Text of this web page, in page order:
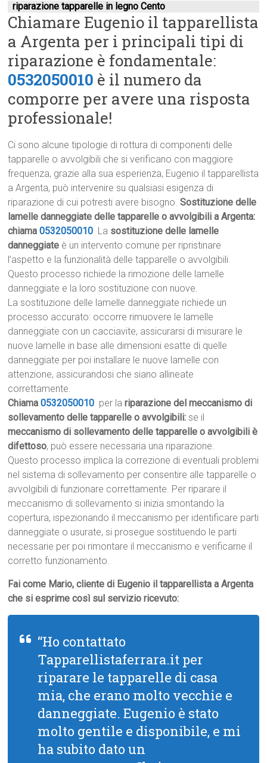
riparazione tapparelle in legno Cento
Chiamare Eugenio il tapparellista
a Argenta per i principali tipi di
riparazione è fondamentale:
0532050010 è il numero da
comporre per avere una risposta
professionale!
Ci sono alcune tipologie di rottura di componenti delle
tapparelle o avvolgibili che si verificano con maggiore
frequenza, grazie alla sua esperienza, Eugenio il tapparellista
a Argenta, può intervenire su qualsiasi esigenza di
riparazione di cui potresti avere bisogno.Sostituzione delle
lamelle danneggiate delle tapparelle o avvolgibili a Argenta:
chiama0532050010 La sostituzione delle lamelle
danneggiate è un intervento comune per ripristinare
l’aspetto e la funzionalità delle tapparelle o avvolgibili.
Questo processo richiede la rimozione delle lamelle
danneggiate e la loro sostituzione con nuove.
La sostituzione delle lamelle danneggiate richiede un
processo accurato: occorre rimuovere le lamelle
danneggiate con un cacciavite, assicurarsi di misurare le
nuove lamelle in base alle dimensioni esatte di quelle
danneggiate per poi installare le nuove lamelle con
attenzione, assicurandosi che siano allineate
correttamente.
Chiama0532050010 per lariparazione del meccanismo di
sollevamento delle tapparelle o avvolgibili: se il
meccanismo di sollevamento delle tapparelle o avvolgibili è
difettoso, può essere necessaria una riparazione.
Questo processo implica la correzione di eventuali problemi
nel sistema di sollevamento per consentire alle tapparelle o
avvolgibili di funzionare correttamente. Per riparare il
meccanismo di sollevamento si inizia smontando la
copertura, ispezionando il meccanismo per identificare parti
danneggiate o usurate, si prosegue sostituendo le parti
necessarie per poi rimontare il meccanismo e verificarne il
corretto funzionamento.
Fai come Mario, cliente di Eugenio il tapparellista a Argenta
che si esprime così sul servizio ricevuto:
“Ho contattato
Tapparellistaferrara.it per
riparare le tapparelle di casa
mia, che erano molto vecchie e
danneggiate. Eugenio è stato
molto gentile e disponibile, e mi
ha subito dato un